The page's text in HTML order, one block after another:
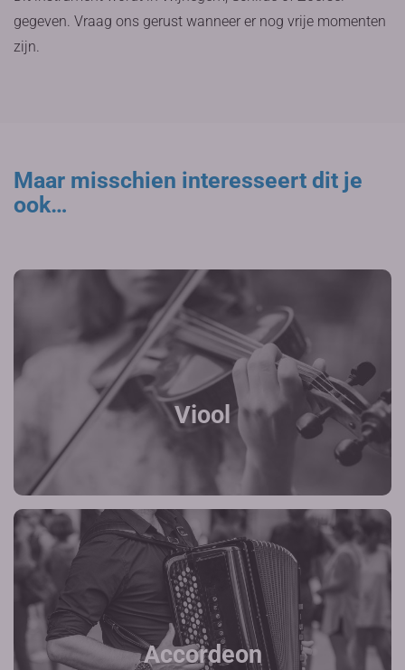
gegeven. Vraag ons gerust wanneer er nog vrije momenten
zijn.
Maar misschien interesseert dit je
ook…
Viool
Accordeon